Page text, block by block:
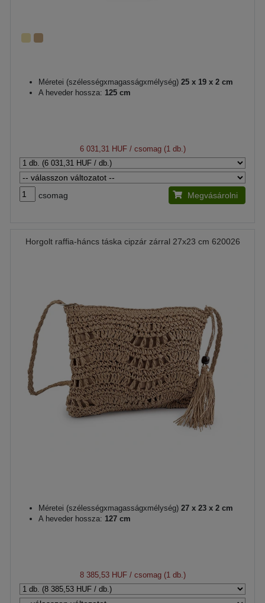
Méretei (szélességxmagasságxmélység) 25 x 19 x 2 cm
A heveder hossza: 125 cm
6 031,31 HUF/ csomag (1 db.)
csomag Megvásárolni
Horgolt raffia-háncs táska cipzár zárral 27x23 cm 620026
Méretei (szélességxmagasságxmélység) 27 x 23 x 2 cm
A heveder hossza: 127 cm
8 385,53 HUF/ csomag (1 db.)